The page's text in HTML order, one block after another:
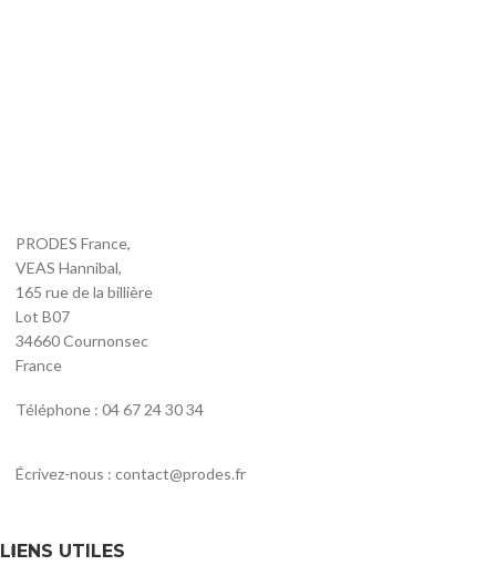
PRODES France,
VEAS Hannibal,
165 rue de la billière
Lot B07
34660 Cournonsec
France
Téléphone : 04 67 24 30 34
Écrivez-nous : contact@prodes.fr
LIENS UTILES